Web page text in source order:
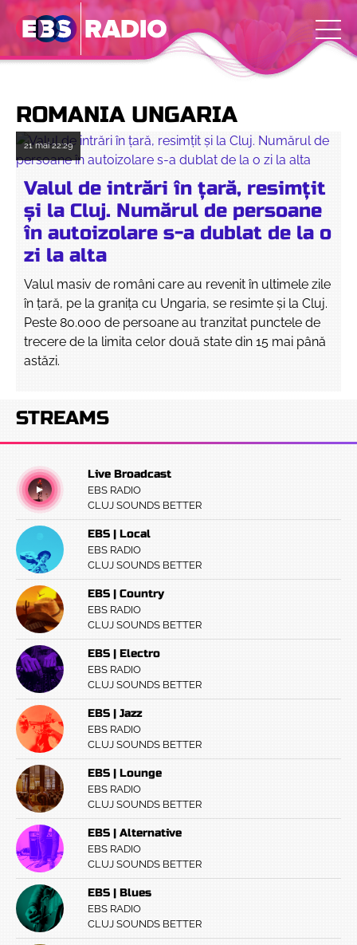
ROMANIA UNGARIA
21 mai22:29
Valul de intrări în țară, resimțit
și la Cluj. Numărul de persoane
în autoizolare s-a dublat de la o
zi la alta
Valul masiv de români care au revenit în ultimele zile
în țară, pe la granița cu Ungaria, se resimte și la Cluj.
Peste 80.000 de persoane au tranzitat punctele de
trecere de la limita celor două state din 15 mai până
astăzi.
STREAMS
Live Broadcast
EBS RADIO
CLUJ SOUNDS BETTER
EBS | Local
EBS RADIO
CLUJ SOUNDS BETTER
EBS | Country
EBS RADIO
CLUJ SOUNDS BETTER
EBS | Electro
EBS RADIO
CLUJ SOUNDS BETTER
EBS | Jazz
EBS RADIO
CLUJ SOUNDS BETTER
EBS | Lounge
EBS RADIO
CLUJ SOUNDS BETTER
EBS | Alternative
EBS RADIO
CLUJ SOUNDS BETTER
EBS | Blues
EBS RADIO
CLUJ SOUNDS BETTER